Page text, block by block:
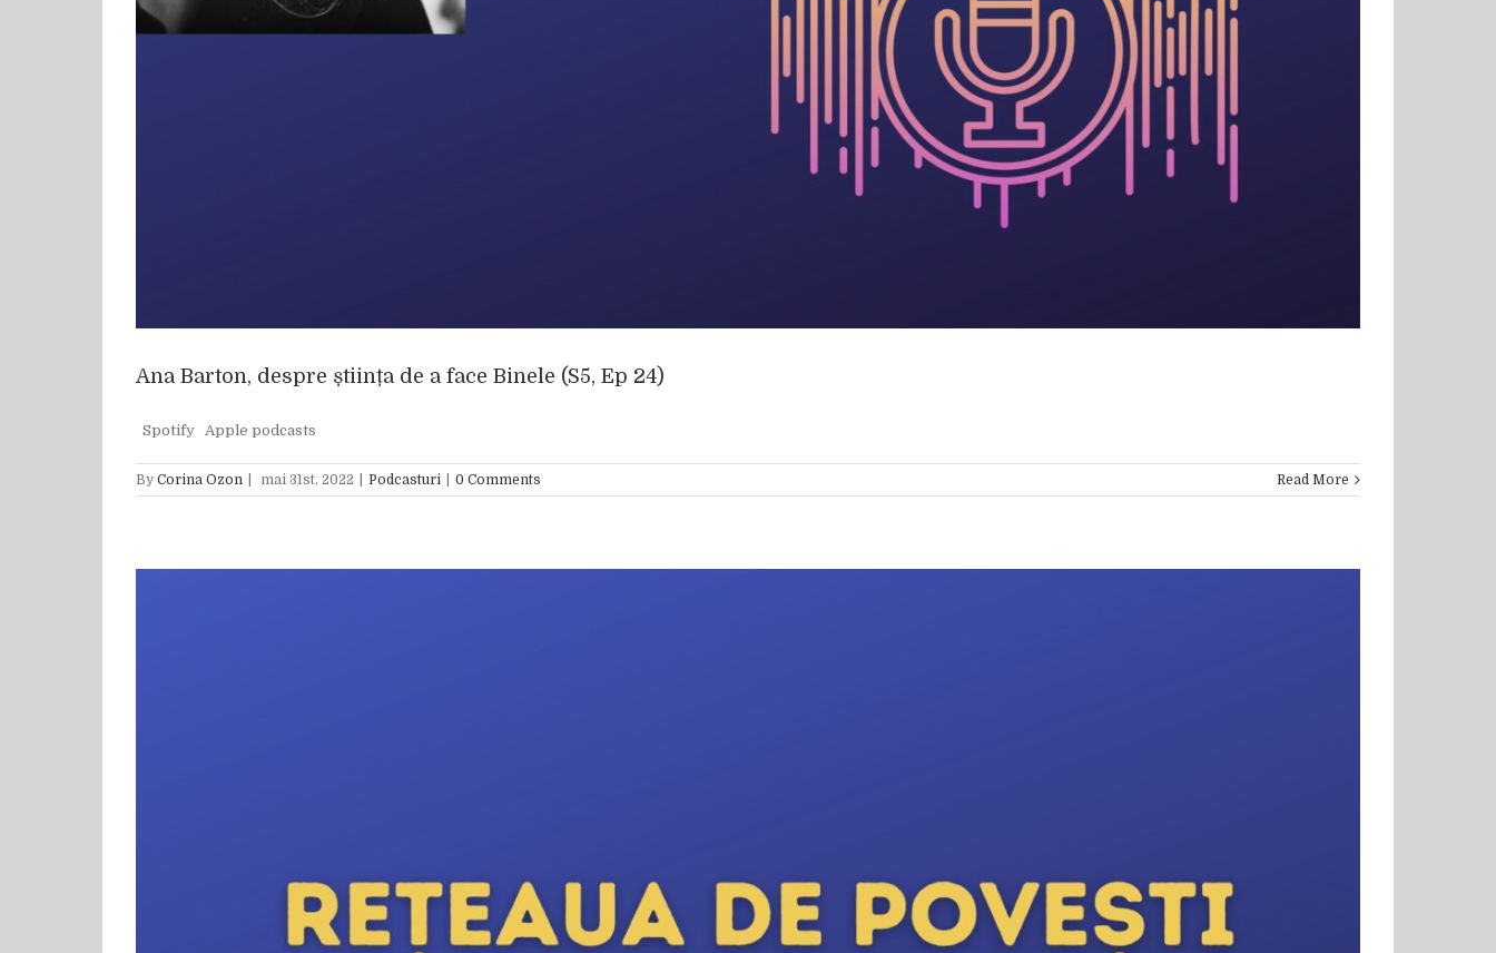
Ana Barton, despre știința de a face Binele (S5, Ep 24)
Spotify Apple podcasts
By Corina Ozon mai 31st, 2022 Podcasturi 0 Comments Read More